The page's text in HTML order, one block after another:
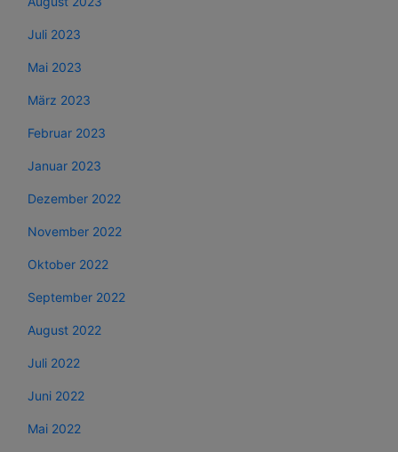
Juli 2023
Mai 2023
März 2023
Februar 2023
Januar 2023
Dezember 2022
November 2022
Oktober 2022
September 2022
August 2022
Juli 2022
Juni 2022
Mai 2022